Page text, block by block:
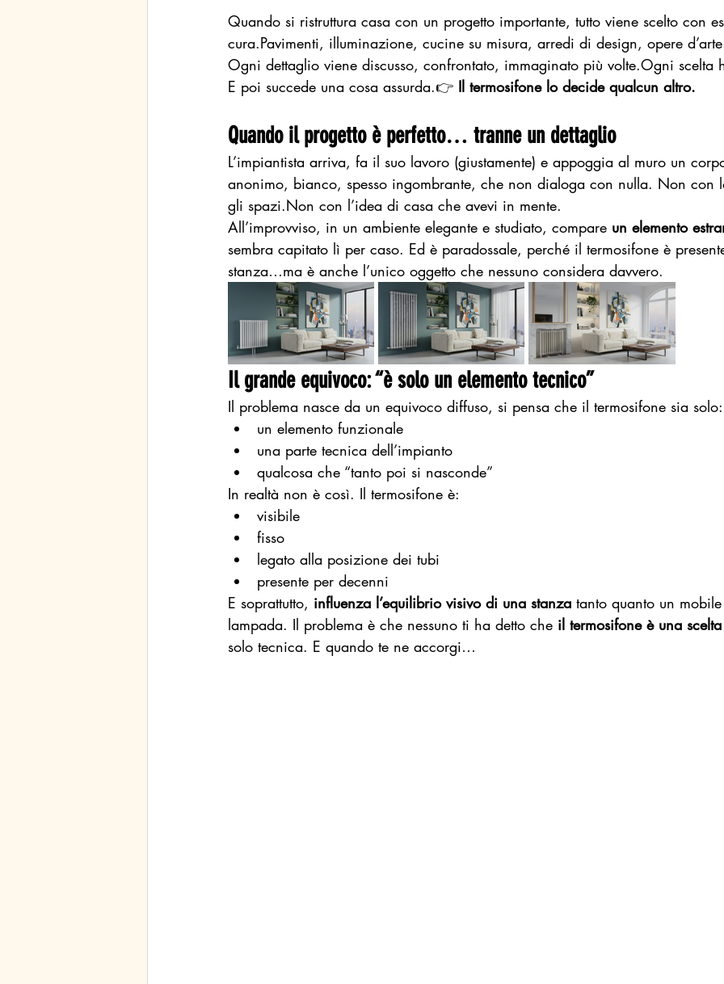
Quando si ristruttura casa con un progetto importante, tutto viene scelto con
cura.Pavimenti, illuminazione, cucine su misura, arredi di design, opere
Ogni dettaglio viene discusso, confrontato, immaginato più volte.Ogni scelta
E poi succede una cosa assurda.👉 Il termosifone lo decide qualcun altro.
Quando il progetto è perfetto… tranne un dettaglio
L’impiantista arriva, fa il suo lavoro (giustamente) e appoggia al muro un
anonimo, bianco, spesso ingombrante, che non dialoga con nulla. Non con
gli spazi.Non con l’idea di casa che avevi in mente.
All’improvviso, in un ambiente elegante e studiato, compare un elemento
sembra capitato lì per caso. Ed è paradossale, perché il termosifone è
stanza…ma è anche l’unico oggetto che nessuno considera davvero.
Il grande equivoco: “è solo un elemento tecnico”
Il problema nasce da un equivoco diffuso, si pensa che il termosifone sia solo:
un elemento funzionale
una parte tecnica dell’impianto
qualcosa che “tanto poi si nasconde”
In realtà non è così. Il termosifone è:
visibile
fisso
legato alla posizione dei tubi
presente per decenni
E soprattutto, influenza l’equilibrio visivo di una stanza tanto quanto un
lampada. Il problema è che nessuno ti ha detto che il termosifone è una
solo tecnica. E quando te ne accorgi…